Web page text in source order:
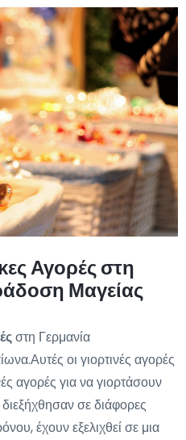
Αγορές στη
Μαγείας
στη Γερμανία
οι γιορτινές αγορές
αγορές για να γιορτάσουν
σε διάφορες
έχουν εξελιχθεί σε μια